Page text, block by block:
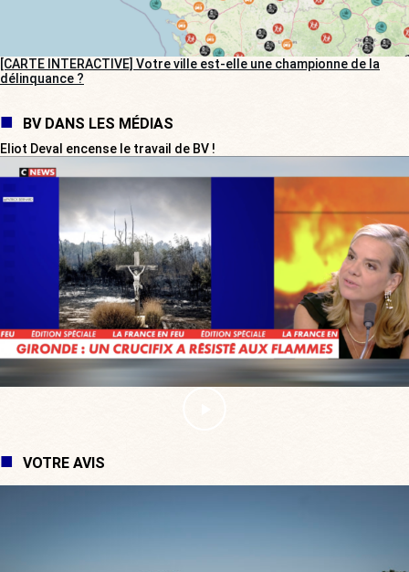
[CARTE INTERACTIVE] Votre ville est-elle une championne de la
délinquance ?
BV DANS LES MÉDIAS
Eliot Deval encense le travail de BV !
VOTRE AVIS